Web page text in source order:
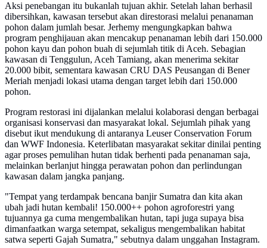
Aksi penebangan itu bukanlah tujuan akhir. Setelah lahan berhasil
dibersihkan, kawasan tersebut akan direstorasi melalui penanaman
pohon dalam jumlah besar. Jerhemy mengungkapkan bahwa
program penghijauan akan mencakup penanaman lebih dari 150.000
pohon kayu dan pohon buah di sejumlah titik di Aceh. Sebagian
kawasan di Tenggulun, Aceh Tamiang, akan menerima sekitar
20.000 bibit, sementara kawasan CRU DAS Peusangan di Bener
Meriah menjadi lokasi utama dengan target lebih dari 150.000
pohon.
Program restorasi ini dijalankan melalui kolaborasi dengan berbagai
organisasi konservasi dan masyarakat lokal. Sejumlah pihak yang
disebut ikut mendukung di antaranya Leuser Conservation Forum
dan WWF Indonesia. Keterlibatan masyarakat sekitar dinilai penting
agar proses pemulihan hutan tidak berhenti pada penanaman saja,
melainkan berlanjut hingga perawatan pohon dan perlindungan
kawasan dalam jangka panjang.
"Tempat yang terdampak bencana banjir Sumatra dan kita akan
ubah jadi hutan kembali! 150.000++ pohon agroforestri yang
tujuannya ga cuma mengembalikan hutan, tapi juga supaya bisa
dimanfaatkan warga setempat, sekaligus mengembalikan habitat
satwa seperti Gajah Sumatra," sebutnya dalam unggahan Instagram.